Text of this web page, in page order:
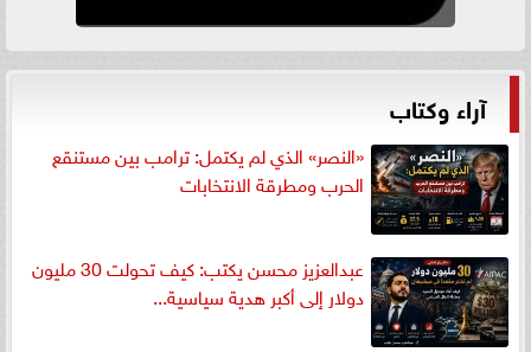
آراء وكتاب
«النصر» الذي لم يكتمل: ترامب بين مستنقع
الحرب ومطرقة الانتخابات
عبدالعزيز محسن يكتب: كيف تحولت 30 مليون
دولار إلى أكبر هدية سياسية...